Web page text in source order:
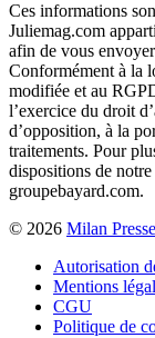
Ces informations
Juliemag.com
afin de vous
Conformément à la
modifiée et au
l’exercice du droit
d’opposition, à la
traitements. Pour
dispositions de notre
groupebayard.com.
© 2026 Milan Presse
Autorisation
Mentions
CGU
Politique de